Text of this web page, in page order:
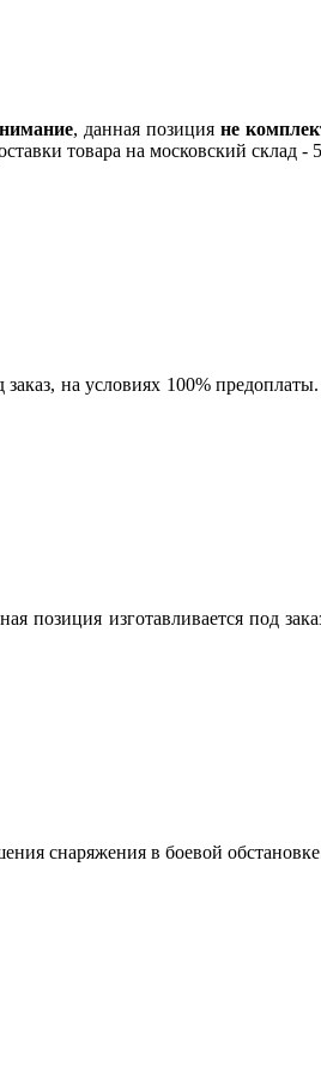
, данная позиция не
товара на московский склад
заказ, на условиях 100%
позиция изготавливается под
снаряжения в боевой